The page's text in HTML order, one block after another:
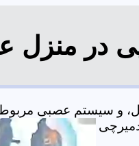
عضلات، مفاصل، و سیستم